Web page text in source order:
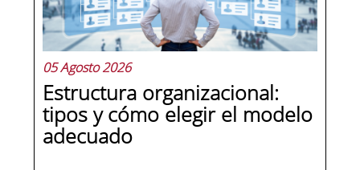
jurídicas, las empresas de cualquier...
05 Agosto 2026
Estructura organizacional:
tipos y cómo elegir el modelo
adecuado